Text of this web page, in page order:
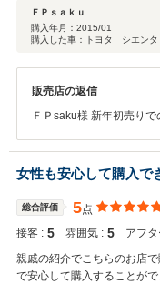
も満足しています。また、
あり、いろいろなサービス
してきましたが、価格や満
ＦＰｓａｋｕ
購入年月： 2015/01
購入した車：トヨタ シエン
販売店の返信
ＦＰsaku様 新年初売り
ございます。 車両の方は
も良い評価をしていただ
ので、これから先も故障
理、車検等なんでもご相
は、いつでもご連絡くだ
女性も安心して購入で
総合評価 5点
接客 : 5 雰囲気 : 5 アフ
親戚の紹介でこちらのお店
で安心して購入することが